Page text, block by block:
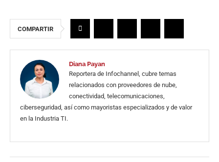
COMPARTIR
Diana Payan
Reportera de Infochannel, cubre temas
relacionados con proveedores de nube,
conectividad, telecomunicaciones,
ciberseguridad, así como mayoristas especializados y de valor
en la Industria TI.